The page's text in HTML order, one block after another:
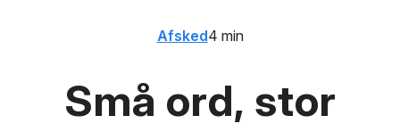
Små ord, stor
Afsked4 min